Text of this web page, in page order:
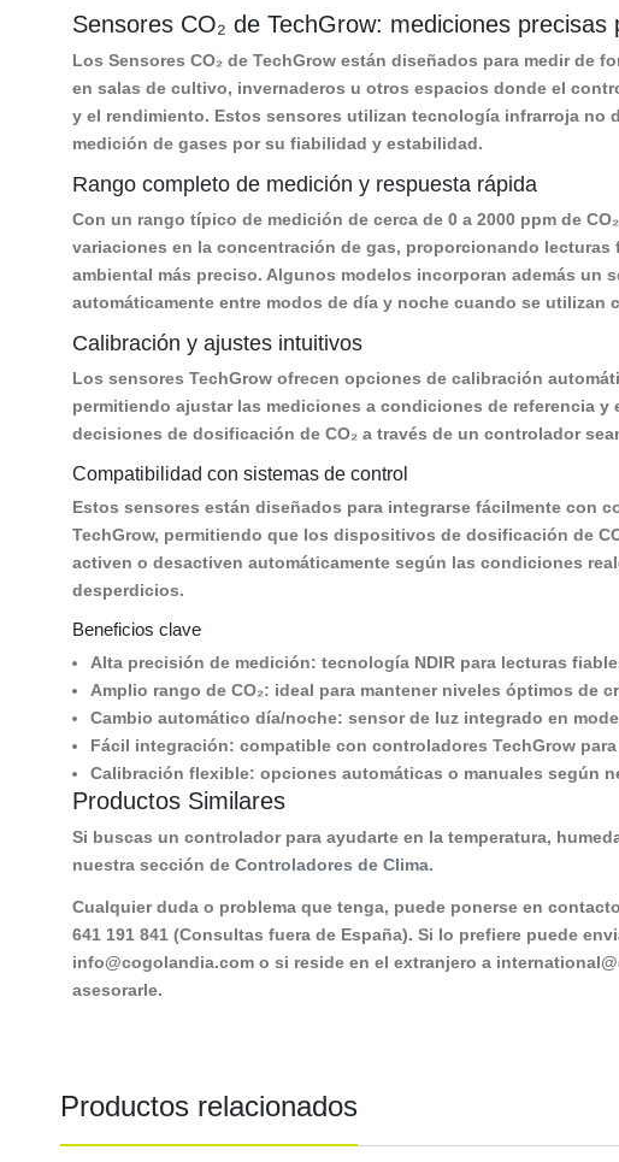
Sensores CO₂ de TechGrow: mediciones
Los Sensores CO₂ de TechGrow están diseñados para medir de
en salas de cultivo, invernaderos u otros espacios donde el
y el rendimiento. Estos sensores utilizan tecnología infrarroja no
medición de gases por su fiabilidad y estabilidad.
Rango completo de medición y respuesta rápida
Con un rango típico de medición de cerca de 0 a 2000 ppm de
variaciones en la concentración de gas, proporcionando
ambiental más preciso. Algunos modelos incorporan además un
automáticamente entre modos de día y noche cuando se utilizan
Calibración y ajustes intuitivos
Los sensores TechGrow ofrecen opciones de calibración
permitiendo ajustar las mediciones a condiciones de referencia
decisiones de dosificación de CO₂ a través de un controlador
Compatibilidad con sistemas de control
Estos sensores están diseñados para integrarse fácilmente con
TechGrow, permitiendo que los dispositivos de dosificación de
activen o desactiven automáticamente según las condiciones
desperdicios.
Beneficios clave
Alta precisión de medición: tecnología NDIR para lecturas
Amplio rango de CO₂: ideal para mantener niveles óptimos de
Cambio automático día/noche: sensor de luz integrado en
Fácil integración: compatible con controladores TechGrow
Calibración flexible: opciones automáticas o manuales según
Productos Similares
Si buscas un controlador para ayudarte en la temperatura,
nuestra sección de Controladores de Clima.
Cualquier duda o problema que tenga, puede ponerse en
641 191 841 (Consultas fuera de España). Si lo prefiere puede
info@cogolandia.com o si reside en el extranjero a
asesorarle.
Productos relacionados